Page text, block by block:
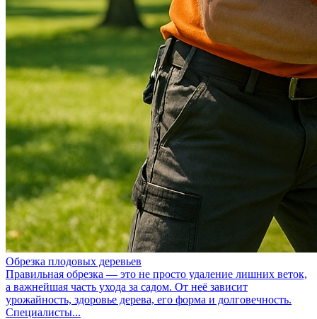
Обрезка плодовых деревьев
Правильная обрезка — это не просто удаление лишних веток,
а важнейшая часть ухода за садом. От неё зависит
урожайность, здоровье дерева, его форма и долговечность.
Специалисты...